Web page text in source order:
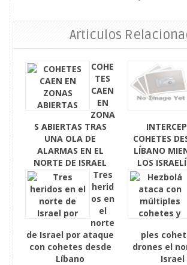
Articulos
COHE
TES
CAEN
EN
ZONA
S ABIERTAS TRAS
UNA OLA DE
ALARMAS EN EL
NORTE DE ISRAEL
COHETES
LÍBANO
LOS
REÚNEN
SHAVUOT
Tres
herid
os en
el
norte
de Israel por ataque
con cohetes desde
Líbano
ples
drones el
Israel